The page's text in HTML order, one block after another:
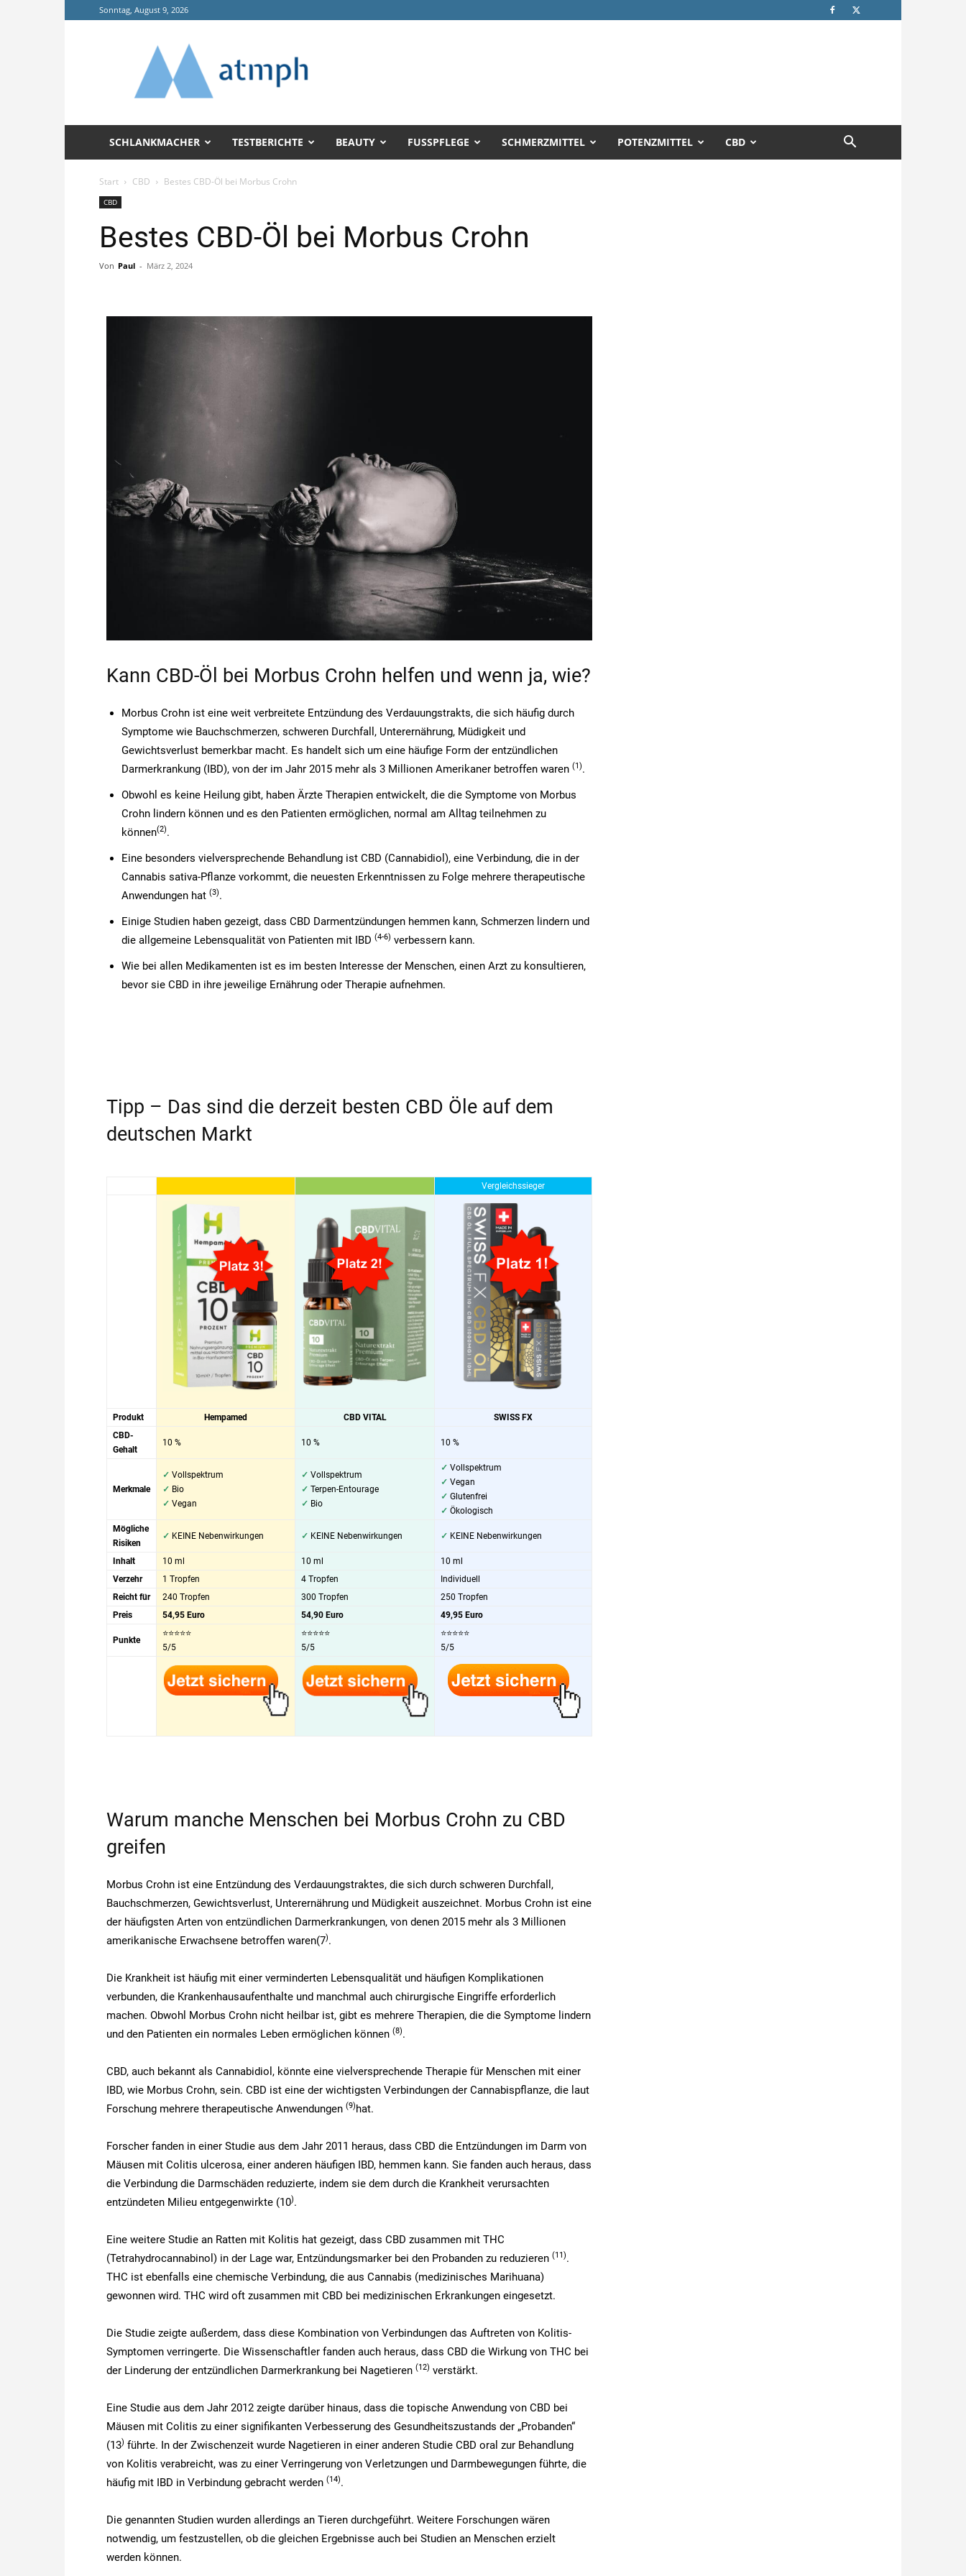
Sonntag, August 9, 2026
Annals
Tropical
Medicine
Public
Health
SCHLANKMACHER TESTBERICHTE BEAUTY FUSSPFLEGE SCHMERZMITTEL POTENZMITTEL CBD
Start CBD Bestes CBD-Öl bei Morbus Crohn
CBD
Bestes CBD-Öl bei Morbus Crohn
Von Paul - März 2, 2024
Kann CBD-Öl bei Morbus Crohn helfen und wenn ja, wie?
Morbus Crohn ist eine weit verbreitete Entzündung des Verdauungstrakts, die sich häufig durch
Symptome wie Bauchschmerzen, schweren Durchfall, Unterernährung, Müdigkeit und
Gewichtsverlust bemerkbar macht. Es handelt sich um eine häufige Form der entzündlichen
Darmerkrankung (IBD), von der im Jahr 2015 mehr als 3 Millionen Amerikaner betroffen waren (1).
Obwohl es keine Heilung gibt, haben Ärzte Therapien entwickelt, die die Symptome von Morbus
Crohn lindern können und es den Patienten ermöglichen, normal am Alltag teilnehmen zu
können(2).
Eine besonders vielversprechende Behandlung ist CBD (Cannabidiol), eine Verbindung, die in der
Cannabis sativa-Pflanze vorkommt, die neuesten Erkenntnissen zu Folge mehrere therapeutische
Anwendungen hat (3).
Einige Studien haben gezeigt, dass CBD Darmentzündungen hemmen kann, Schmerzen lindern und
die allgemeine Lebensqualität von Patienten mit IBD (4-6) verbessern kann.
Wie bei allen Medikamenten ist es im besten Interesse der Menschen, einen Arzt zu konsultieren,
bevor sie CBD in ihre jeweilige Ernährung oder Therapie aufnehmen.
Tipp – Das sind die derzeit besten CBD Öle auf dem
deutschen Markt
Vergleichssieger
Produkt Hempamed CBD VITAL
SWISS FX
CBD-
Gehalt
10 % 10 % 10 %
Merkmale
✓ Vollspektrum
✓ Bio
✓ Vegan
✓ Vollspektrum
✓ Terpen-Entourage
✓ Bio
✓ Vollspektrum
✓ Vegan
✓ Glutenfrei
✓ Ökologisch
Mögliche
Risiken
✓ KEINE Nebenwirkungen ✓ KEINE Nebenwirkungen ✓ KEINE Nebenwirkungen
Inhalt 10 ml 10 ml
10 ml
Verzehr
1 Tropfen 4 Tropfen
Individuell
Reicht für
240 Tropfen 300 Tropfen
250 Tropfen
Preis
54,95 Euro 54,90 Euro 49,95 Euro
Punkte
⭐⭐⭐⭐⭐
5/5
⭐⭐⭐⭐⭐
5/5
⭐⭐⭐⭐⭐
5/5
Warum manche Menschen bei Morbus Crohn zu CBD
greifen
Morbus Crohn ist eine Entzündung des Verdauungstraktes, die sich durch schweren Durchfall,
Bauchschmerzen, Gewichtsverlust, Unterernährung und Müdigkeit auszeichnet. Morbus Crohn ist eine
der häufigsten Arten von entzündlichen Darmerkrankungen, von denen 2015 mehr als 3 Millionen
amerikanische Erwachsene betroffen waren(7).
Die Krankheit ist häufig mit einer verminderten Lebensqualität und häufigen Komplikationen
verbunden, die Krankenhausaufenthalte und manchmal auch chirurgische Eingriffe erforderlich
machen. Obwohl Morbus Crohn nicht heilbar ist, gibt es mehrere Therapien, die die Symptome lindern
und den Patienten ein normales Leben ermöglichen können (8).
CBD, auch bekannt als Cannabidiol, könnte eine vielversprechende Therapie für Menschen mit einer
IBD, wie Morbus Crohn, sein. CBD ist eine der wichtigsten Verbindungen der Cannabispflanze, die laut
Forschung mehrere therapeutische Anwendungen (9)hat.
Forscher fanden in einer Studie aus dem Jahr 2011 heraus, dass CBD die Entzündungen im Darm von
Mäusen mit Colitis ulcerosa, einer anderen häufigen IBD, hemmen kann. Sie fanden auch heraus, dass
die Verbindung die Darmschäden reduzierte, indem sie dem durch die Krankheit verursachten
entzündeten Milieu entgegenwirkte (10).
Eine weitere Studie an Ratten mit Kolitis hat gezeigt, dass CBD zusammen mit THC
(Tetrahydrocannabinol) in der Lage war, Entzündungsmarker bei den Probanden zu reduzieren (11).
THC ist ebenfalls eine chemische Verbindung, die aus Cannabis (medizinisches Marihuana)
gewonnen wird. THC wird oft zusammen mit CBD bei medizinischen Erkrankungen eingesetzt.
Die Studie zeigte außerdem, dass diese Kombination von Verbindungen das Auftreten von Kolitis-
Symptomen verringerte. Die Wissenschaftler fanden auch heraus, dass CBD die Wirkung von THC bei
der Linderung der entzündlichen Darmerkrankung bei Nagetieren (12) verstärkt.
Eine Studie aus dem Jahr 2012 zeigte darüber hinaus, dass die topische Anwendung von CBD bei
Mäusen mit Colitis zu einer signifikanten Verbesserung des Gesundheitszustands der „Probanden“
(13) führte. In der Zwischenzeit wurde Nagetieren in einer anderen Studie CBD oral zur Behandlung
von Kolitis verabreicht, was zu einer Verringerung von Verletzungen und Darmbewegungen führte, die
häufig mit IBD in Verbindung gebracht werden (14).
Die genannten Studien wurden allerdings an Tieren durchgeführt. Weitere Forschungen wären
notwendig, um festzustellen, ob die gleichen Ergebnisse auch bei Studien an Menschen erzielt
werden können.